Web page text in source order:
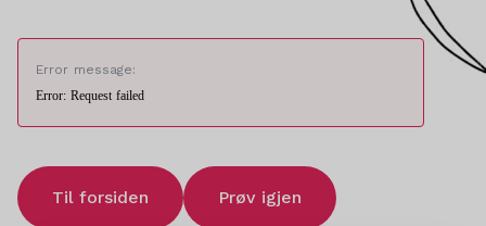
Error message:
Error: Request failed
Til forsiden Prøv igjen